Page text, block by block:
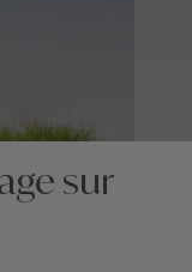
sur